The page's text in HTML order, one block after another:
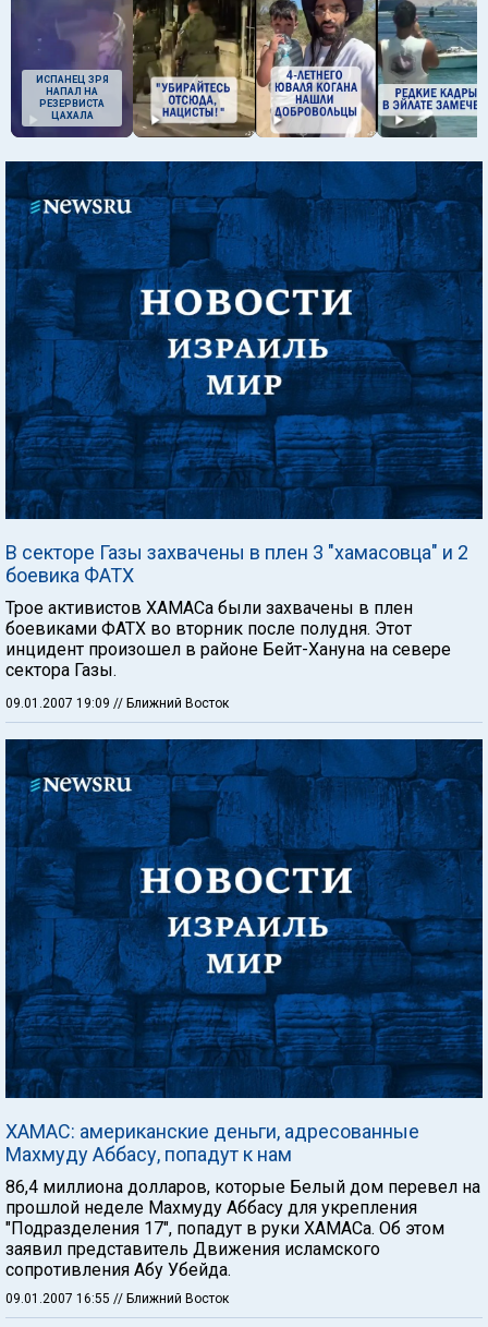
ИСПАНЕЦ ЗРЯ
НАПАЛ НА
РЕЗЕРВИСТА
ЦАХАЛА
В секторе Газы захвачены в плен 3 "хамасовца" и 2
боевика ФАТХ
Трое активистов ХАМАСа были захвачены в плен
боевиками ФАТХ во вторник после полудня. Этот
инцидент произошел в районе Бейт-Хануна на севере
сектора Газы.
09.01.2007 19:09 // Ближний Восток
ХАМАС: американские деньги, адресованные
Махмуду Аббасу, попадут к нам
86,4 миллиона долларов, которые Белый дом перевел на
прошлой неделе Махмуду Аббасу для укрепления
"Подразделения 17", попадут в руки ХАМАСа. Об этом
заявил представитель Движения исламского
сопротивления Абу Убейда.
09.01.2007 16:55 // Ближний Восток